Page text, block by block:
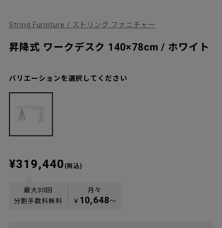
String Furniture / ストリング ファニチャー
昇降式 ワークデスク 140×78cm / ホワイト
バリエーションを選択してください
¥319,440 (税込)
最大30回
分割手数料無料
月々
￥ 10,648〜